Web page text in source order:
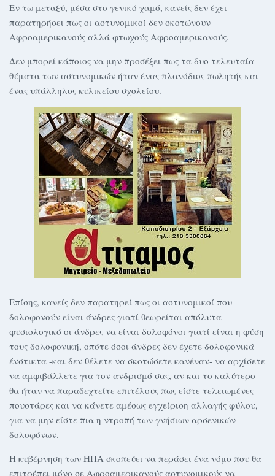
Εν τω μεταξύ, μέσα στο γενικό χαμό, κανείς δεν έχει
παρατηρήσει πως οι αστυνομικοί δεν σκοτώνουν
Αφροαμερικανούς αλλά φτωχούς Αφροαμερικανούς.
Δεν μπορεί κάποιος να μην προσέξει πως τα δυο τελευταία
θύματα των αστυνομικών ήταν ένας πλανόδιος πωλητής και
ένας υπάλληλος κυλικείου σχολείου.
Επίσης, κανείς δεν παρατηρεί πως οι αστυνομικοί που
δολοφονούν είναι άνδρες γιατί θεωρείται απόλυτα
φυσιολογικό οι άνδρες να είναι δολοφόνοι γιατί είναι η φύση
τους δολοφονική, οπότε όσοι άνδρες δεν έχετε δολοφονικά
ένστικτα -και δεν θέλετε να σκοτώσετε κανέναν- να αρχίσετε
να αμφιβάλλετε για τον ανδρισμό σας, αν και το καλύτερο
θα ήταν να παραδεχτείτε επιτέλους πως είστε τελειωμένες
πoυστάρες και να κάνετε αμέσως εγχείριση αλλαγής φύλου,
για να μην είστε πια η ντροπή των γνήσιων αρσενικών
δολοφόνων.
Η κυβέρνηση των ΗΠΑ σκοπεύει να περάσει ένα νόμο που θα
επιτρέπει μόνο σε Αφροαμερικανούς αστυνομικούς να